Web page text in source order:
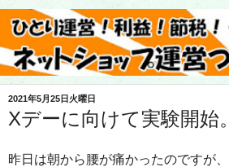
2021年5月25日火曜日
Xデーに向けて実験開始。
昨日は朝から腰が痛かったのですが、